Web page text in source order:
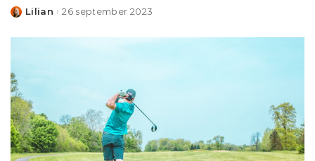
Posted
Lilian 26 september 2023